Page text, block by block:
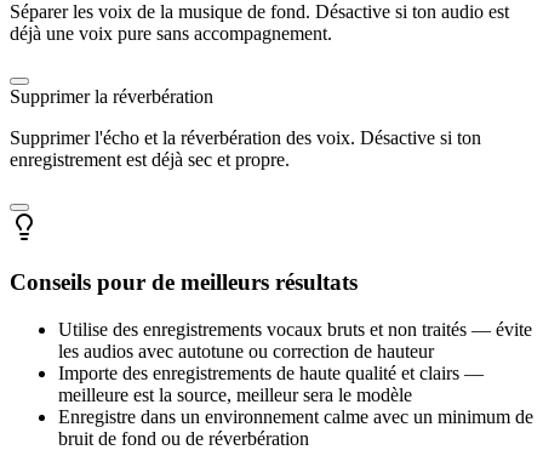
Séparer les voix de la musique de fond. Désactive si ton audio est
déjà une voix pure sans accompagnement.
Supprimer la réverbération
Supprimer l'écho et la réverbération des voix. Désactive si ton
enregistrement est déjà sec et propre.
Conseils pour de meilleurs résultats
Utilise des enregistrements vocaux bruts et non traités — évite
les audios avec autotune ou correction de hauteur
Importe des enregistrements de haute qualité et clairs —
meilleure est la source, meilleur sera le modèle
Enregistre dans un environnement calme avec un minimum de
bruit de fond ou de réverbération